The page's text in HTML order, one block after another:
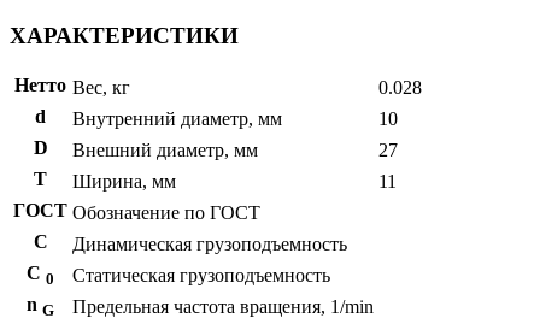
ХАРАКТЕРИСТИКИ
Нетто Вес, кг
0.028
d
Внутренний диаметр, мм
10
D
Внешний диаметр, мм
27
T
Ширина, мм
11
ГОСТ Обозначение по ГОСТ
C
Динамическая грузоподъемность
С 0
Статическая грузоподъемность
n G
Предельная частота вращения, 1/min